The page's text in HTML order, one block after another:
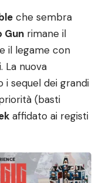
che sembra
Gun rimane il
e il legame con
La nuova
i sequel dei grandi
(basti
affidato ai registi